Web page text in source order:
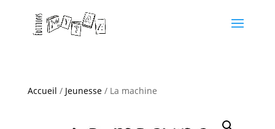
Accueil / Jeunesse/ La machine